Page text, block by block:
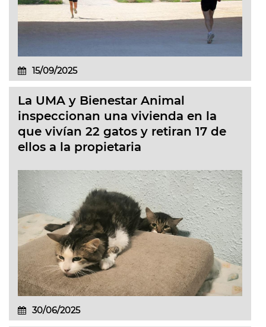
15/09/2025
La UMA y Bienestar Animal
inspeccionan una vivienda en la
que vivían 22 gatos y retiran 17 de
ellos a la propietaria
30/06/2025